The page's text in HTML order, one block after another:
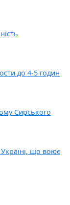
до 4-5 годин
Сирського
що воює